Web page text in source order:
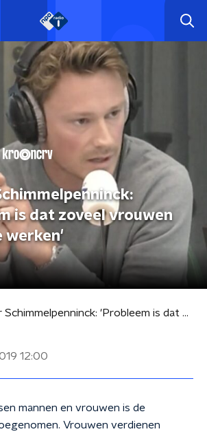
is dat zoveel vrouwen
werken'
Sander Schimmelpenninck: 'Probleem is dat zoveel vrouwen parttime werken'
12:00
mannen en vrouwen is de
Vrouwen verdienen